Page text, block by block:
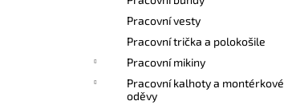
Pracovní vesty
Pracovní trička a polokošile
Pracovní mikiny
Pracovní kalhoty a montérkové
oděvy